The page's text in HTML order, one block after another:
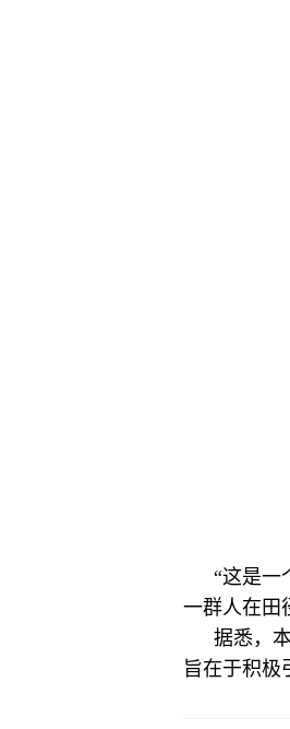
“这是一
一群人在田
据悉，
旨在于积极